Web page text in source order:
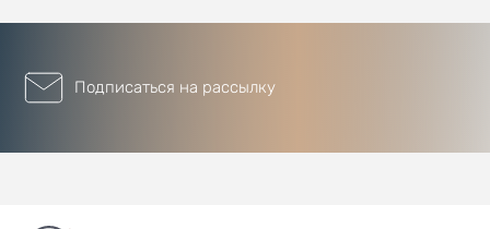
Подписаться на рассылку